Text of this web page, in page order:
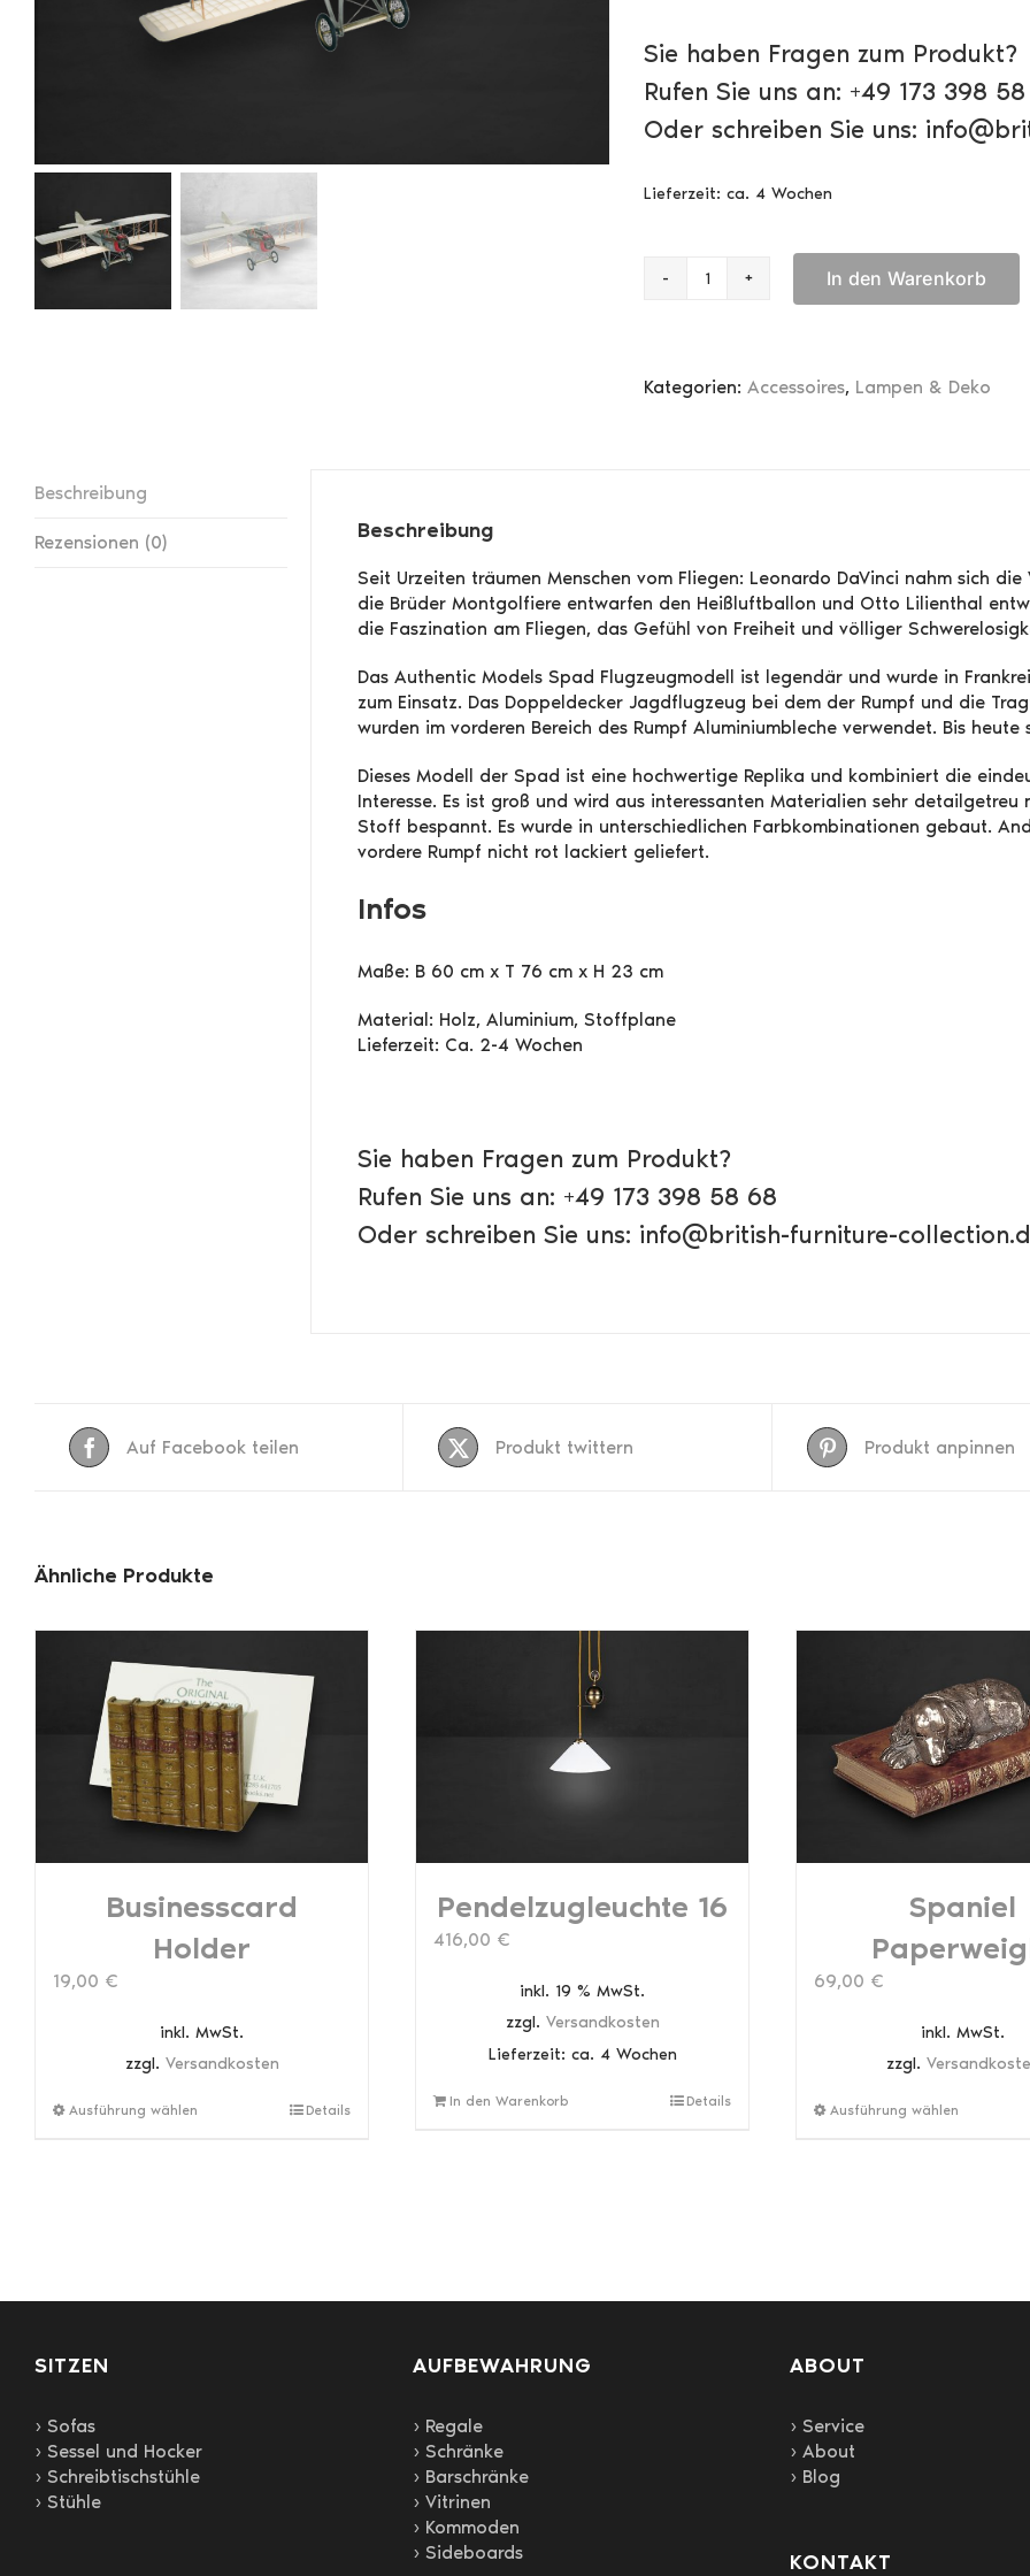
Sie haben Fragen zum Produkt?
Rufen Sie uns an: +49 173 398
Oder schreiben Sie uns:
Lieferzeit: ca. 4 Wochen
Authentic
Menge
In den Warenkorb
Kategorien: Accessoires, Lampen & Deko
Beschreibung
Rezensionen (0) Beschreibung
Seit Urzeiten träumen Menschen vom Fliegen: Leonardo DaVinci nahm sich
die Brüder Montgolfiere entwarfen den Heißluftballon und Otto Lilienthal
die Faszination am Fliegen, das Gefühl von Freiheit und völliger
Das Authentic Models Spad Flugzeugmodell ist legendär und wurde in
zum Einsatz. Das Doppeldecker Jagdflugzeug bei dem der Rumpf und die
wurden im vorderen Bereich des Rumpf Aluminiumbleche verwendet. Bis
Dieses Modell der Spad ist eine hochwertige Replika und kombiniert die
Interesse. Es ist groß und wird aus interessanten Materialien sehr
Stoff bespannt. Es wurde in unterschiedlichen Farbkombinationen gebaut.
vordere Rumpf nicht rot lackiert geliefert.
Infos
Maße: B 60 cm x T 76 cm x H 23 cm
Material: Holz, Aluminium, Stoffplane
Lieferzeit: Ca. 2-4 Wochen
Sie haben Fragen zum Produkt?
Rufen Sie uns an: +49 173 398 58 68
Oder schreiben Sie uns: info@british-furniture-
Auf Facebook teilen Produkt twittern Produkt anpinnen
Ähnliche Produkte
Businesscard
Holder
19,00 €
inkl. MwSt.
zzgl. Versandkosten
Ausführung wählen
DiesesDetails
Pendelzugleuchte 16
416,00 €
inkl. 19 % MwSt.
zzgl. Versandkosten
Lieferzeit: ca. 4 Wochen
In den Warenkorb Details
Spaniel
69,00 €
inkl. MwSt.
zzgl.
Ausführung wählen
SITZEN
› Sofas
› Sessel und Hocker
› Schreibtischstühle
› Stühle
AUFBEWAHRUNG
› Regale
› Schränke
› Barschränke
› Vitrinen
› Kommoden
› Sideboards
ABOUT
› Service
› About
› Blog
KONTAKT